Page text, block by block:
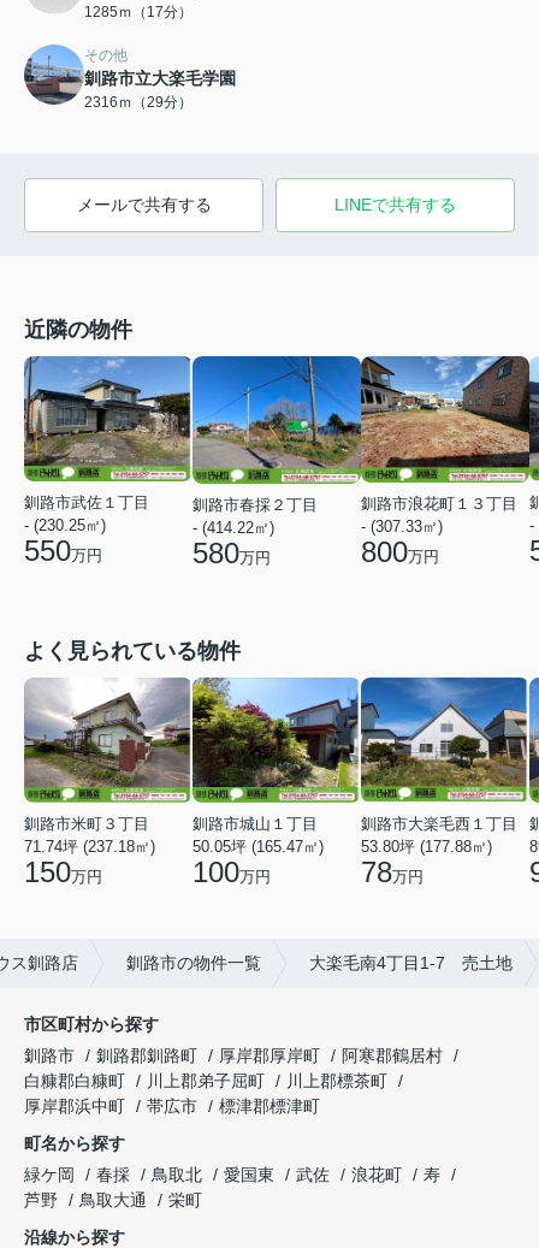
1285ｍ（17分）
その他
釧路市立大楽毛学園
2316ｍ（29分）
メールで共有する LINEで共有する
近隣の物件
釧路市武佐１丁目
- (230.25㎡)
550万円
釧路市春採２丁目
- (414.22㎡)
580万円
釧路市浪花町１３丁目
- (307.33㎡)
800万円
-
よく見られている物件
釧路市米町３丁目
71.74坪 (237.18㎡)
150万円
釧路市城山１丁目
50.05坪 (165.47㎡)
100万円
釧路市大楽毛西１丁目
53.80坪 (177.88㎡)
78万円
ス釧路店 釧路市の物件一覧 大楽毛南4丁目1-7 売土地
市区町村から探す
釧路市
釧路郡釧路町 厚岸郡厚岸町
阿寒郡鶴居村
白糠郡白糠町
川上郡弟子屈町
川上郡標茶町
厚岸郡浜中町
帯広市
標津郡標津町
町名から探す
緑ケ岡
春採 鳥取北 愛国東 武佐 浪花町
寿
芦野
鳥取大通
栄町
沿線から探す